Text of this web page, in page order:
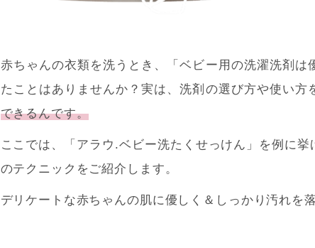
赤ちゃんの衣類を洗うとき、「ベビー用の洗濯洗剤
たことはありませんか？実は、洗剤の選び方や使い方
できるんです。
ここでは、「アラウ.ベビー洗たくせっけん」を例に
のテクニックをご紹介します。
デリケートな赤ちゃんの肌に優しく＆しっかり汚れを